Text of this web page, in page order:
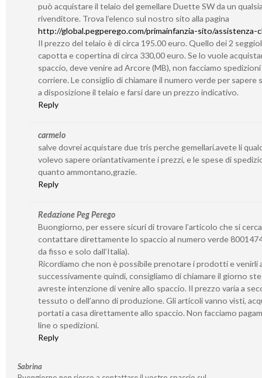
può acquistare il telaio del gemellare Duette SW da un
rivenditore. Trova l’elenco sul nostro sito alla pagina
http://global.pegperego.com/primainfanzia-sito/assistenza-
Il prezzo del telaio è di circa 195.00 euro. Quello dei 2
capotta e copertina di circa 330,00 euro. Se lo vuole
spaccio, deve venire ad Arcore (MB), non facciamo
corriere. Le consiglio di chiamare il numero verde per sapere
a disposizione il telaio e farsi dare un prezzo indicativo.
Reply
carmelo
salve dovrei acquistare due tris perche gemellari.avete li
volevo sapere oriantativamente i prezzi, e le spese di
quanto ammontano,grazie.
Reply
Redazione Peg Perego
Buongiorno, per essere sicuri di trovare l’articolo che si
contattare direttamente lo spaccio al numero verde
da fisso e solo dall’Italia).
Ricordiamo che non è possibile prenotare i prodotti e venirli
successivamente quindi, consigliamo di chiamare il giorno
avreste intenzione di venire allo spaccio. Il prezzo varia a
tessuto o dell’anno di produzione. Gli articoli vanno visti,
portati a casa direttamente allo spaccio. Non facciamo
line o spedizioni.
Reply
Sabrina